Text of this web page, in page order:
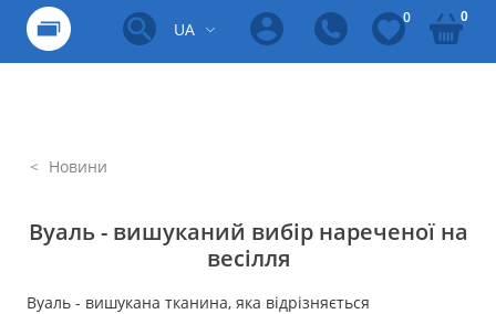
UA
0 0
Новини
Вуаль - вишуканий вибір нареченої на
весілля
Вуаль - вишукана тканина, яка відрізняється